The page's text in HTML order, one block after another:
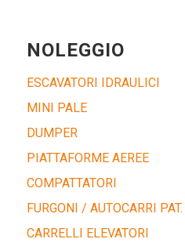
NOLEGGIO
ESCAVATORI IDRAULICI
MINI PALE
DUMPER
PIATTAFORME AEREE
COMPATTATORI
FURGONI / AUTOCARRI
CARRELLI ELEVATORI